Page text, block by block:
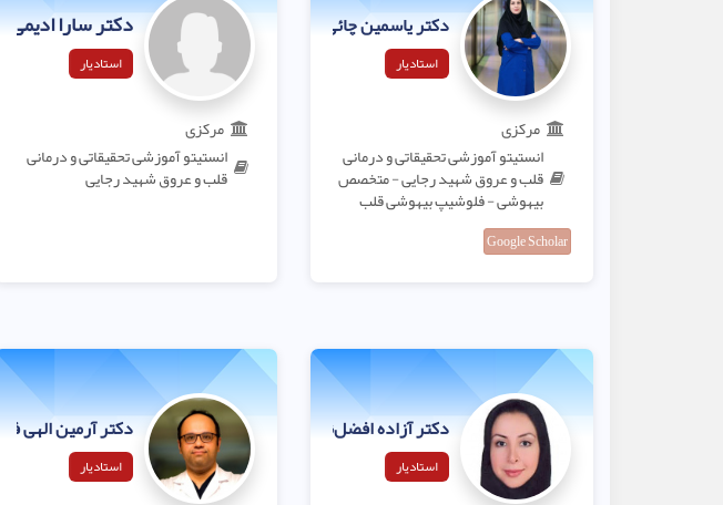
دکتر یاسمین چائی بخش لنگرودی
استادیار
مرکزی
انستیتو آموزشی تحقیقاتی و درمانی
قلب و عروق شهید رجایی - متخصص
بیهوشی - فلوشیپ بیهوشی قلب
Google Scholar
دکتر سارا ادیمی
استادیار
مرکزی
انستیتو آموزشی تحقیقاتی و درمانی
قلب و عروق شهید رجایی
دکتر آزاده افضل‌نیا
استادیار
دکتر آرمین الهی فر
استادیار